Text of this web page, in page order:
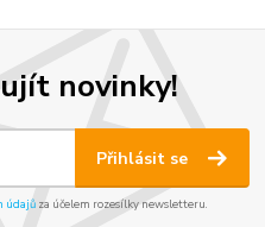
novinky!
Přihlásit se
údajůza účelem rozesílky newsletteru.